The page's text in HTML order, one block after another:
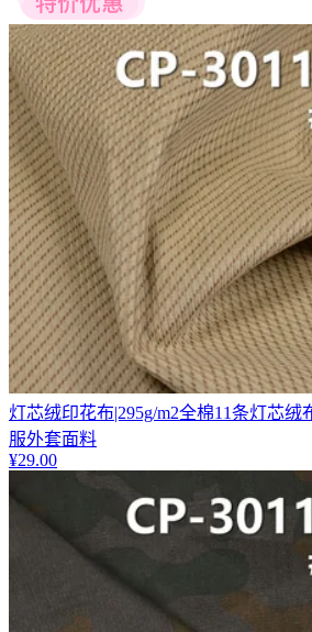
灯芯绒印花布|295g/m2全棉11条灯芯绒
服外套面料
¥29.00